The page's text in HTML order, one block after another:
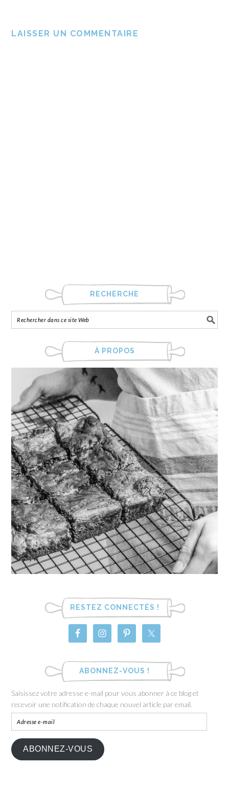
LAISSER UN COMMENTAIRE
RECHERCHE
À PROPOS
RESTEZ CONNECTÉS !
ABONNEZ-VOUS !
Saisissez votre adresse e-mail pour vous abonner à ce blog et
recevoir une notification de chaque nouvel article par email.
ABONNEZ-VOUS